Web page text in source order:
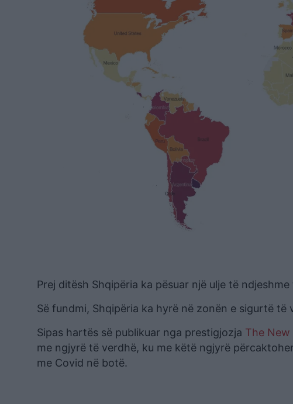
Prej ditësh Shqipëria ka pësuar një ulje të
Së fundmi, Shqipëria ka hyrë në zonën e sigurtë
Sipas hartës së publikuar nga prestigjozja The New
me ngjyrë të verdhë, ku me këtë ngjyrë
me Covid në botë.